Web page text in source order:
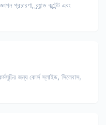
প্রচারণা, ব্র্যান্ড কন্টেন্ট এবং
জন্য কোর্স স্লাইড, সিলেবাস,